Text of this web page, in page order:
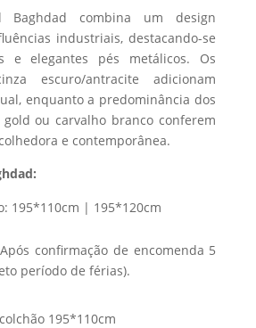
353,00 €
through
417,00 €
Baghdad combina um design
industriais, destacando-se
e elegantes pés metálicos. Os
escuro/antracite adicionam
enquanto a predominância dos
ou carvalho branco conferem
e contemporânea.
195*110cm | 195*120cm
Após confirmação de encomenda 5
período de férias).
195*110cm